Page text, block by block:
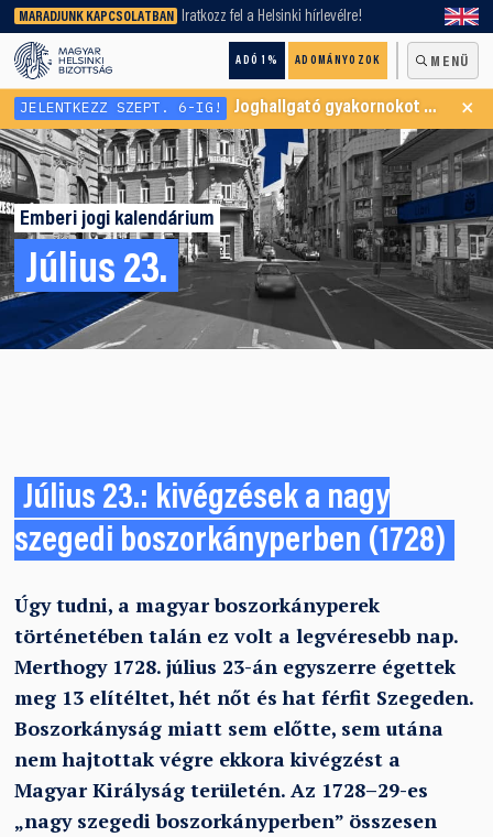
MARADJUNK KAPCSOLATBAN Iratkozz fel a Helsinki hírlevélre!
ADÓ 1% ADOMÁNYOZOK MENÜ
keresőnket!
JELENTKEZZ SZEPT. 6-IG! Joghallgató gyakornokot keresünk Menekültügyi Programunkba ×
Emberi jogi kalendárium
Július 23.
Július 23.: kivégzések a nagy
szegedi boszorkányperben (1728)
Úgy tudni, a magyar boszorkányperek
történetében talán ez volt a legvéresebb nap.
Merthogy 1728. július 23-án egyszerre égettek
meg 13 elítéltet, hét nőt és hat férfit Szegeden.
Boszorkányság miatt sem előtte, sem utána
nem hajtottak végre ekkora kivégzést a
Magyar Királyság területén. Az 1728–29-es
„nagy szegedi boszorkányperben” összesen